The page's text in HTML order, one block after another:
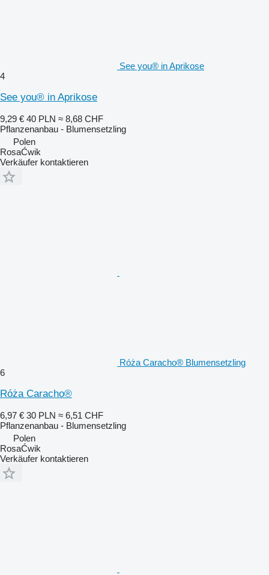
See you® in Aprikose
4
See you® in Aprikose
9,29 € 40 PLN ≈ 8,68 CHF
Pflanzenanbau - Blumensetzling
Polen
RosaĆwik
Verkäufer kontaktieren
Róża Caracho® Blumensetzling
6
Róża Caracho®
6,97 € 30 PLN ≈ 6,51 CHF
Pflanzenanbau - Blumensetzling
Polen
RosaĆwik
Verkäufer kontaktieren